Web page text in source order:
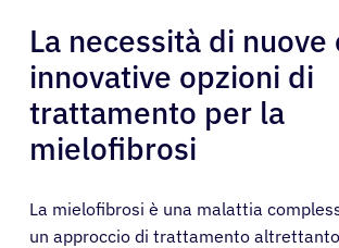
La necessità di nuove
innovative opzioni di
trattamento per la
mielofibrosi
La mielofibrosi è una malattia
un approccio di trattamento